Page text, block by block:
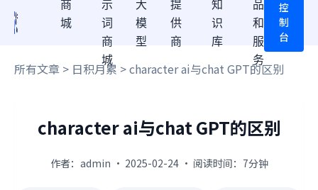
商
城
示
词
商
城
大
模
型
提
供
商
知
识
库
品
和
服
务
控
制
台
所有文章 > 日积月累 > character ai与chat GPT的区别
character ai与chat GPT的区别
作者：admin · 2025-02-24 · 阅读时间：7分钟